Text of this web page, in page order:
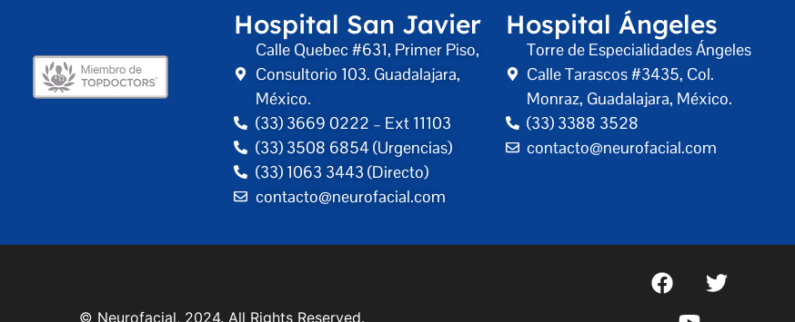
Hospital San Javier
Calle Quebec #631, Primer Piso,
Consultorio 103. Guadalajara,
México.
(33) 3669 0222 – Ext 11103
(33) 3508 6854 (Urgencias)
(33) 1063 3443 (Directo)
contacto@neurofacial.com
Hospital Ángeles
Torre de Especialidades Ángeles
Calle Tarascos #3435, Col.
Monraz, Guadalajara, México.
(33) 3388 3528
contacto@neurofacial.com
2024. All Rights Reserved.